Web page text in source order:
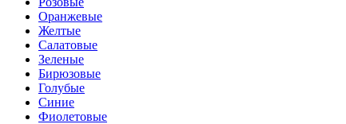
Оранжевые
Желтые
Салатовые
Зеленые
Бирюзовые
Голубые
Синие
Фиолетовые